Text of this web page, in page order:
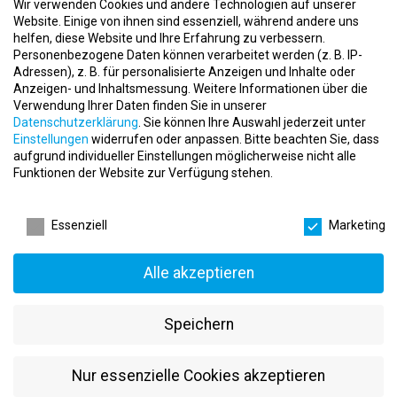
Krankengymnastik am Gerät (privat versichert)
Seit 2017 nehmen wir an der bundesweiten, wissenschaftlichen
Forschungsstudie „BGM Innovativ (MTT)“ teil und stellen die
Trainingsmöglichkeiten für die Teilnehmer zur Verfügung.
Unsere Kooperationspartner
Wir pflegen Kooperationsverträge zur Firmenfitness mit:
Hansefit
Continental Reifen Deutschland GmbH Hannover
Mitarbeiterqualifikationen
sporttherapeutischen Arbeit verfügen über:
Zusatzqualifikationen in Prävention/Rehabilitation
Abschluss in „Sport/Fitness- und Gesundheitstraining“
Wir verwenden Cookies und andere Technologien auf unserer
Website. Einige von ihnen sind essenziell, während andere uns
helfen, diese Website und Ihre Erfahrung zu verbessern.
Personenbezogene Daten können verarbeitet werden (z. B. IP-
Adressen), z. B. für personalisierte Anzeigen und Inhalte oder
Anzeigen- und Inhaltsmessung. Weitere Informationen über die
Verwendung Ihrer Daten finden Sie in unserer
Datenschutzerklärung Sie können Ihre Auswahl jederzeit unter
Einstellungen widerrufen oder anpassen. Bitte beachten Sie, dass
aufgrund individueller Einstellungen möglicherweise nicht alle
Funktionen der Website zur Verfügung stehen.
Essenziell
Marketing
Alle akzeptieren
Speichern
Nur essenzielle Cookies akzeptieren